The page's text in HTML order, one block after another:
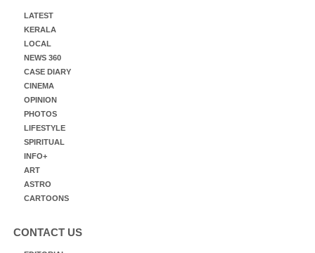
LATEST
KERALA
LOCAL
NEWS 360
CASE DIARY
CINEMA
OPINION
PHOTOS
LIFESTYLE
SPIRITUAL
INFO+
ART
ASTRO
CARTOONS
CONTACT US